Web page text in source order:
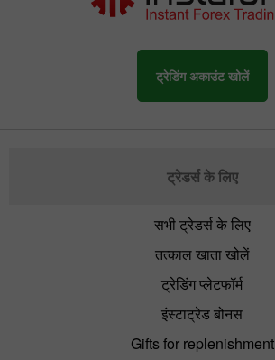
ट्रेडिंग अकाउंट खोलें
ट्रेडर्स के लिए
सभी ट्रेडर्स के लिए
तत्काल खाता खोलें
ट्रेडिंग प्लेटफॉर्म
इंस्टाट्रेड बोनस
Gifts for replenishment